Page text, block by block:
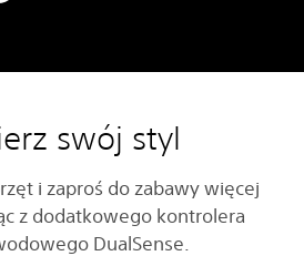
swój styl
i zaproś do zabawy więcej
z dodatkowego kontrolera
DualSense.